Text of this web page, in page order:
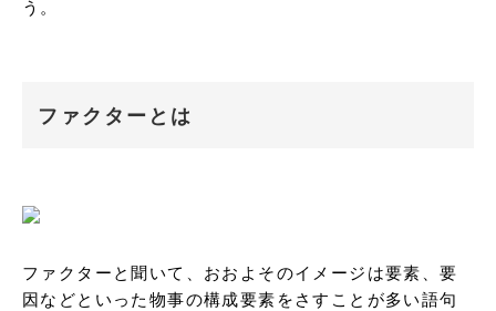
う。
ファクターとは
ファクターと聞いて、おおよそのイメージは要素、要
因などといった物事の構成要素をさすことが多い語句